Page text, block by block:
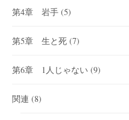
第4章 岩手 (5)
第5章 生と死 (7)
第6章 1人じゃない (9)
関連 (8)